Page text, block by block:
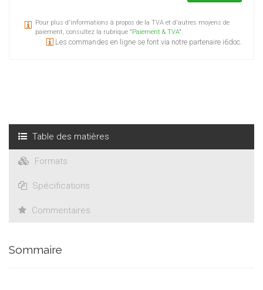
Pour plus d'informations à propos de la TVA et d'autres moyens de
paiement, consultez la rubrique "Paiement & TVA".
Les commandes en ligne se font via notre partenaire i6doc.
Table des matières
Formats
Spécifications
Commentaires
Sommaire